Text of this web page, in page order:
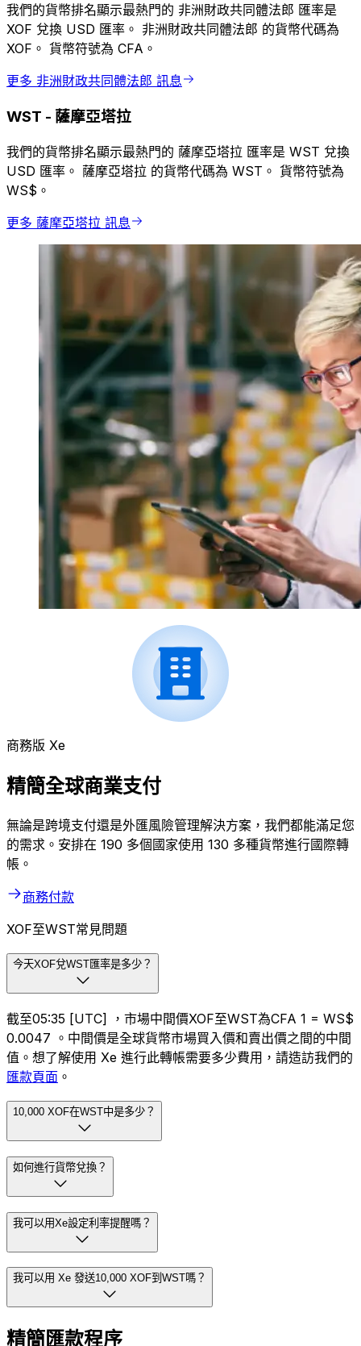
我們的貨幣排名顯示最熱門的 非洲財政共同體法郎 匯率是
XOF 兌換 USD 匯率。 非洲財政共同體法郎 的貨幣代碼為
XOF。 貨幣符號為 CFA。
更多 非洲財政共同體法郎 訊息
WST - 薩摩亞塔拉
我們的貨幣排名顯示最熱門的 薩摩亞塔拉 匯率是 WST 兌換
USD 匯率。 薩摩亞塔拉 的貨幣代碼為 WST。 貨幣符號為
WS$。
更多 薩摩亞塔拉 訊息
商務版 Xe
精簡全球商業支付
無論是跨境支付還是外匯風險管理解決方案，我們都能滿足您
的需求。安排在 190 多個國家使用 130 多種貨幣進行國際轉
帳。
商務付款
XOF至WST常見問題
今天XOF兌WST匯率是多少？
截至05:35 [UTC] ，市場中間價XOF至WST為CFA 1 = WS$
0.0047 。中間價是全球貨幣市場買入價和賣出價之間的中間
值。想了解使用 Xe 進行此轉帳需要多少費用，請造訪我們的
匯款頁面 。
10,000 XOF在WST中是多少？
如何進行貨幣兌換？
我可以用Xe設定利率提醒嗎？
我可以用 Xe 發送10,000 XOF到WST嗎？
精簡匯款程序